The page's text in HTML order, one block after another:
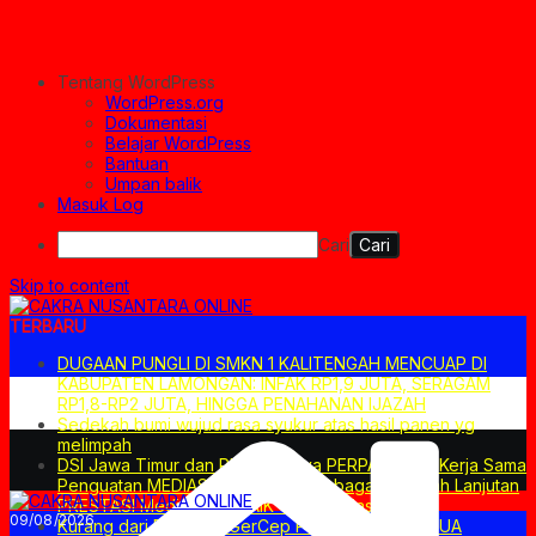
Tentang WordPress
WordPress.org
Dokumentasi
Belajar WordPress
Bantuan
Umpan balik
Masuk Log
Cari
Skip to content
TERBARU
DUGAAN PUNGLI DI SMKN 1 KALITENGAH MENCUAP DI
KABUPATEN LAMONGAN: INFAK RP1,9 JUTA, SERAGAM
RP1,8-RP2 JUTA, HINGGA PENAHANAN IJAZAH
Sedekah bumi wujud rasa syukur atas hasil panen yg
melimpah
DSI Jawa Timur dan PN SuraBaya PERPANJANG Kerja Sama
Penguatan MEDIASI Non-HAKIM Sebagai Langkah Lanjutan
PRESTASI Mediasi TERBAIK Tingkat Nasional
Kurang dari DUA Hari GerCep POLISI Amankan DUA
09/08/2026